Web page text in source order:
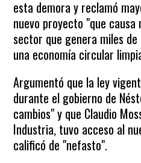
esta demora y reclamó
nuevo proyecto "que
sector que genera miles
una economía circular
Argumentó que la ley
durante el gobierno de
cambios" y que Claudio
Industria, tuvo acceso al
calificó de "nefasto".